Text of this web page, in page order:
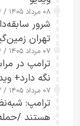
۰۸ مرداد ۱۴۰۵ / ۱۰:۵۴
شرور
تهران
۰۷ مرداد ۱۴۰۵ / ۱۷:۲۴
ترامپ در
نگه دارد+
۰۷ مرداد ۱۴۰۵ / ۱۷:۰۲
ترامپ:
هستند /